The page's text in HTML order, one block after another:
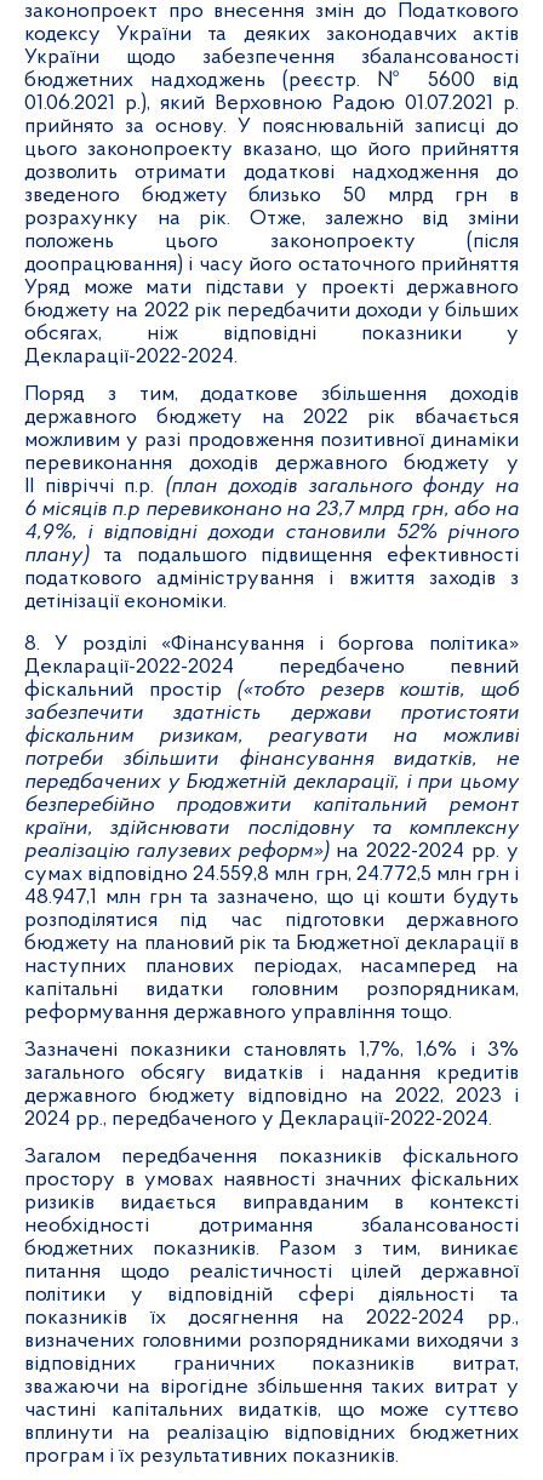
законопроект про внесення змін до Податкового
кодексу України та деяких законодавчих актів
України щодо забезпечення збалансованості
бюджетних надходжень (реєстр. № 5600 від
01.06.2021 р.), який Верховною Радою 01.07.2021 р.
прийнято за основу. У пояснювальній записці до
цього законопроекту вказано, що його прийняття
дозволить отримати додаткові надходження до
зведеного бюджету близько 50 млрд грн в
розрахунку на рік. Отже, залежно від зміни
положень цього законопроекту (після
доопрацювання) і часу його остаточного прийняття
Уряд може мати підстави у проекті державного
бюджету на 2022 рік передбачити доходи у більших
обсягах, ніж відповідні показники у
Декларації-2022-2024.
Поряд з тим, додаткове збільшення доходів
державного бюджету на 2022 рік вбачається
можливим у разі продовження позитивної динаміки
перевиконання доходів державного бюджету у
ІІ півріччі п.р. (план доходів загального фонду на
6 місяців п.р перевиконано на 23,7 млрд грн, або на
4,9%, і відповідні доходи становили 52% річного
плану)та подальшого підвищення ефективності
податкового адміністрування і вжиття заходів з
детінізації економіки.
8. У розділі «Фінансування і боргова політика»
Декларації-2022-2024 передбачено певний
фіскальний простір («тобто резерв коштів, щоб
забезпечити здатність держави протистояти
фіскальним ризикам, реагувати на можливі
потреби збільшити фінансування видатків, не
передбачених у Бюджетній декларації, і при цьому
безперебійно продовжити капітальний ремонт
країни, здійснювати послідовну та комплексну
реалізацію галузевих реформ») на 2022-2024 рр. у
сумах відповідно 24.559,8 млн грн, 24.772,5 млн грн і
48.947,1 млн грн та зазначено, що ці кошти будуть
розподілятися під час підготовки державного
бюджету на плановий рік та Бюджетної декларації в
наступних планових періодах, насамперед на
капітальні видатки головним розпорядникам,
реформування державного управління тощо.
Зазначені показники становлять 1,7%, 1,6% і 3%
загального обсягу видатків і надання кредитів
державного бюджету відповідно на 2022, 2023 і
2024 рр., передбаченого у Декларації-2022-2024.
Загалом передбачення показників фіскального
простору в умовах наявності значних фіскальних
ризиків видається виправданим в контексті
необхідності дотримання збалансованості
бюджетних показників. Разом з тим, виникає
питання щодо реалістичності цілей державної
політики у відповідній сфері діяльності та
показників їх досягнення на 2022-2024 рр.,
визначених головними розпорядниками виходячи з
відповідних граничних показників витрат,
зважаючи на вірогідне збільшення таких витрат у
частині капітальних видатків, що може суттєво
вплинути на реалізацію відповідних бюджетних
програм і їх результативних показників.